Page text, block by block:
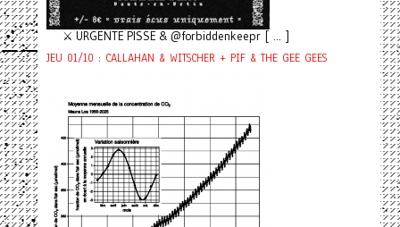
⚔️ URGENTE PISSE & @forbiddenkeepr [ ... ]
JEU 01/10 : CALLAHAN & WITSCHER + PIF & THE GEE GEES